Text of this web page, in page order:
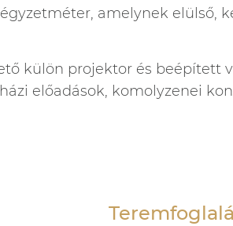
amelynek elülső,
külön projektor és beépített
előadások, komolyzenei